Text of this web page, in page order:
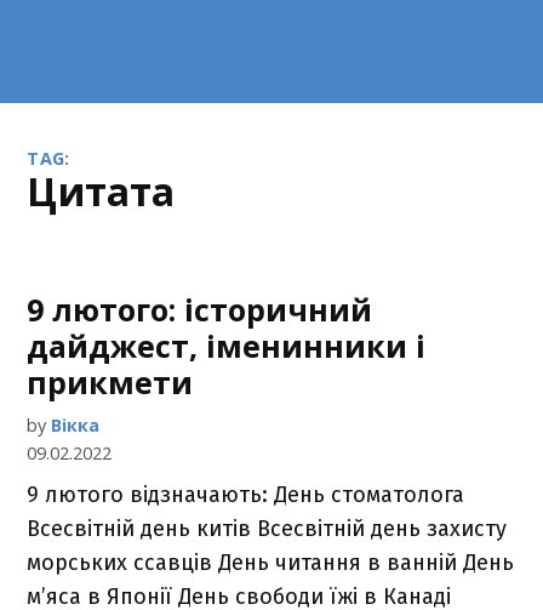
TAG:
цитата
9 лютого: історичний
дайджест, іменинники і
прикмети
by Вікка
09.02.2022
9 лютого відзначають: День стоматолога
Всесвітній день китів Всесвітній день захисту
морських ссавців День читання в ванній День
м’яса в Японії День свободи їжі в Канаді